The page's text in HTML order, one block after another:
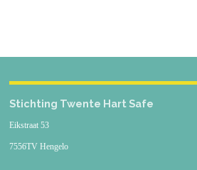
Keurmerken FDA
Stichting Twente Hart Safe
Eikstraat 53
7556TV Hengelo